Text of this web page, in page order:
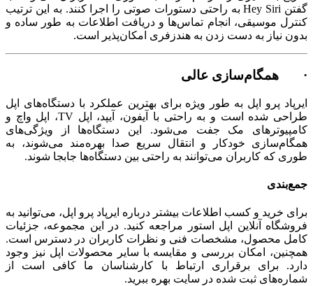
گفتن Hey Siri به راحتی دستورات صوتی را اجرا کنند. به این ترتیب
کنترل موسیقی، انجام تماس‌ها و دریافت اطلاعات به طور ساده و
بدون نیاز به دست زدن به هندزفری امکان‌پذیر است.
· همگام‌سازی عالی
ایرپاد پرو اپل به ‌طور ویژه برای بهترین عملکرد با دستگاه‌های اپل
طراحی شده است و به راحتی با آیفون، آیپد، اپل TV، اپل واچ و
کامپیوترهای مک جفت می‌شود. این دستگاه‌ها از ویژگی‌های
همگام‌سازی خودکار و انتقال سریع صدا بهره‌مند می‌شوند، به
طوری که کاربران می‌توانند به ‌راحتی بین دستگاه‌ها جابجا شوند.
جمع‌بندی
برای خرید و کسب اطلاعات بیشتر درباره ایرپاد پرو اپل، می‌توانید به
فروشگاه آنلاین اپل استور مراجعه کنید. در این مجموعه، جزئیات
کامل محصول، مشخصات فنی و نظرات کاربران در دسترس است.
همچنین، امکان بررسی و مقایسه با سایر محصولات اپل نیز وجود
دارد. برای برقراری ارتباط با کارشناسان ما کافی است از
شماره‌های ثبت شده در سایت بهره ببرید.